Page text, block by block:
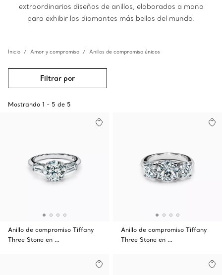
extraordinarios diseños de anillos, elaborados a mano
para exhibir los diamantes más bellos del mundo.
Inicio Amor y compromiso Anillos de compromiso únicos
Filtrar por
Mostrando 1 - 5 de 5
Anillo de compromiso Tiffany
Three Stone en …
Anillo de compromiso Tiffany
Three Stone en …